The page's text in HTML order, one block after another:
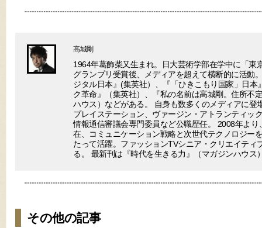
高城剛
1964年葛飾柴又生まれ。日大芸術学部在学中に「東
グランプリ受賞後、メディアを超えて横断的に活
ジタル日本』(集英社）、『「ひきこもり国家」日本
ク革命』（集英社）、『私の名前は高城剛。住所不
ハウス）などがある。 自身も数多くのメディアに登
プレイステーション、ヴァージン・アトランティッ
情報通信審議会専門委員など公職歴任。 2008年よ
在、コミュニケーション戦略と次世代テクノロジー
たって活躍。ファッションTVシニア・クリエイティ
る。 最新刊は『時代を生きる力』（マガジンハウス
その他の記事